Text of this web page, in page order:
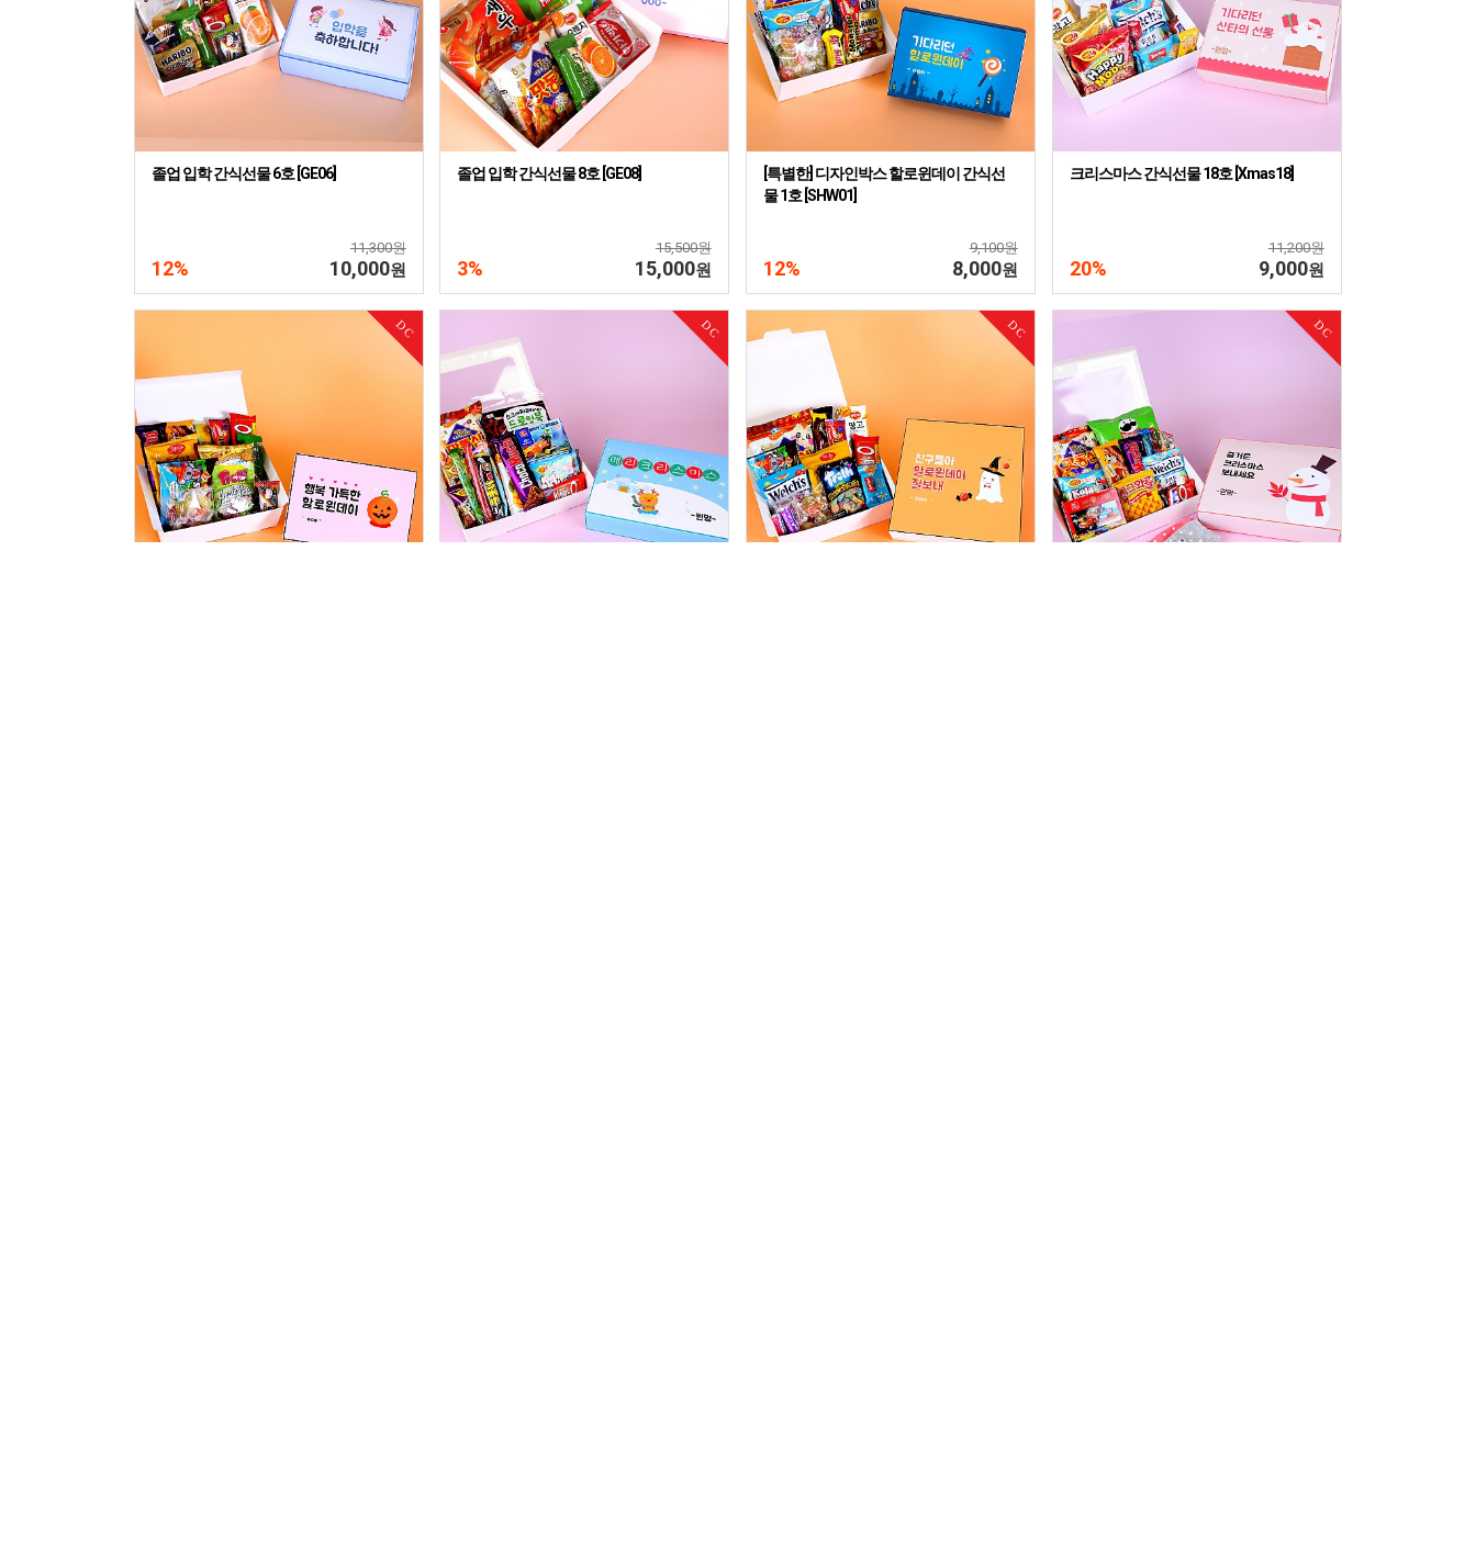
졸업 입학 간식선물 6호 [GE06]
11,300원
12% 10,000원
졸업 입학 간식선물 8호 [GE08]
15,500원
3% 15,000원
[특별한] 디자인박스 할로윈데이 간식선
물 1호 [SHW01]
9,100원
12% 8,000원
크리스마스 간식선물 18호 [Xmas18]
11,200원
20% 9,000원
DC DC DC DC